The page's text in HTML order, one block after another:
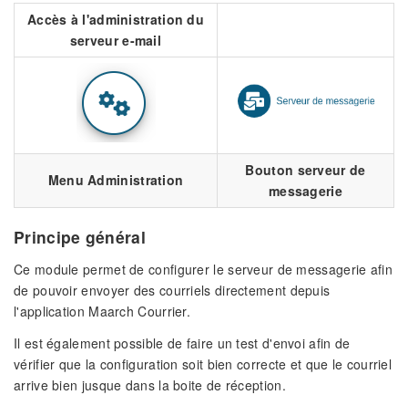
Accès à l'administration du
serveur e-mail
Menu Administration
Bouton serveur de
messagerie
Principe général
Ce module permet de configurer le serveur de messagerie afin
de pouvoir envoyer des courriels directement depuis
l'application Maarch Courrier.
Il est également possible de faire un test d'envoi afin de
vérifier que la configuration soit bien correcte et que le courriel
arrive bien jusque dans la boite de réception.